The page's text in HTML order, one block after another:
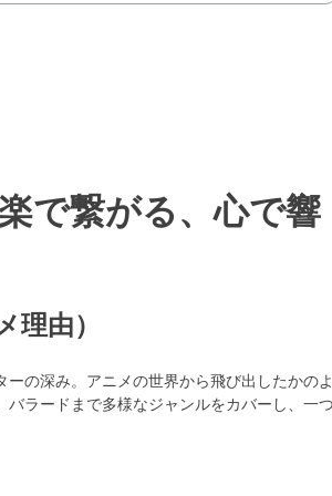
で繋がる、心で響
由）
の深み。アニメの世界から飛び出したかの
ラードまで多様なジャンルをカバーし、一